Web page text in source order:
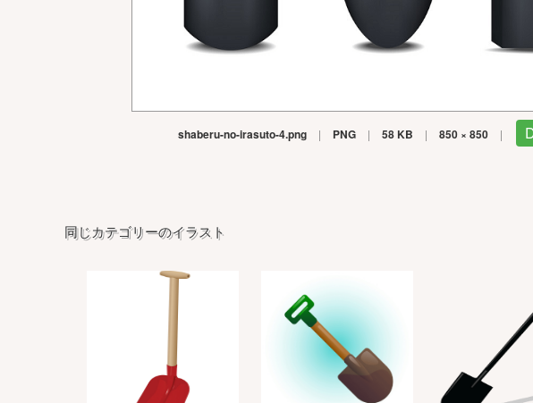
shaberu-no-irasuto-4.png | PNG | 58 KB | 850 × 850 |
同じカテゴリーのイラスト